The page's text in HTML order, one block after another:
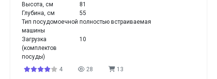
Высота, см
81
Глубина, см
55
Тип посудомоечной
машины
полностью встраиваемая
Загрузка
(комплектов
посуды)
10
4 28 13